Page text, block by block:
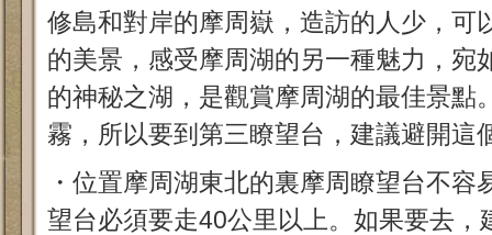
修島和對岸的摩周嶽，造訪的人少，可
的美景，感受摩周湖的另一種魅力，宛
的神秘之湖，是觀賞摩周湖的最佳景點
霧，所以要到第三瞭望台，建議避開這
・位置摩周湖東北的裏摩周瞭望台不
望台必須要走40公里以上。如果要去，